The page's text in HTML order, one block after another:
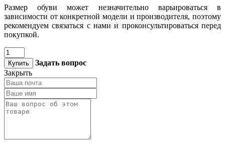
Размер обуви может незначительно варьироваться в
зависимости от конкретной модели и производителя, поэтому
рекомендуем связаться с нами и проконсультироваться перед
покупкой.
Купить
Задать вопрос
Закрыть